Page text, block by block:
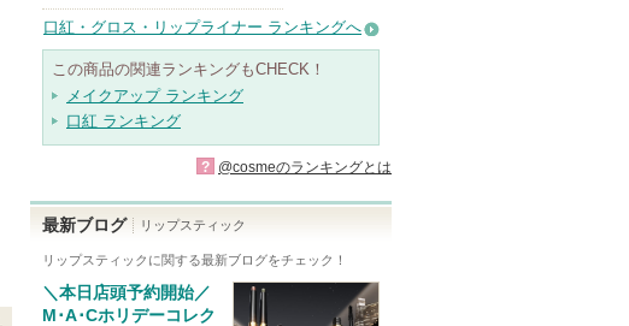
口紅・グロス・リップライナー ランキングへ
この商品の関連ランキングもCHECK！
メイクアップ ランキング
口紅 ランキング
? @cosmeのランキングとは
最新ブログ リップスティック
リップスティック に関する最新ブログをチェック！
＼本日店頭予約開始／
M･A･Cホリデーコレク